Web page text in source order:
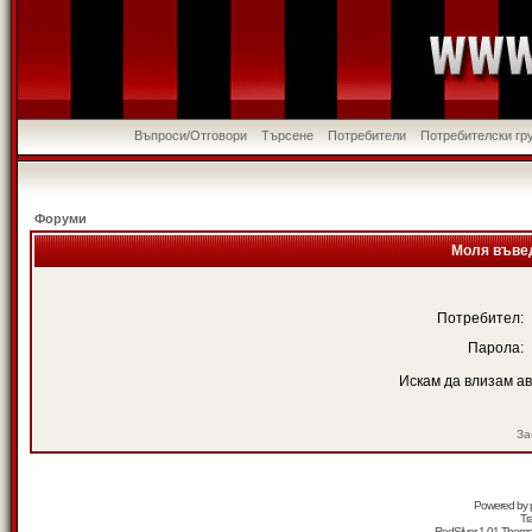
Въпроси/Отговори Търсене Потребители Потребителски
Форуми
Моля
Потребител:
Парола:
Искам да влизам
Powered by